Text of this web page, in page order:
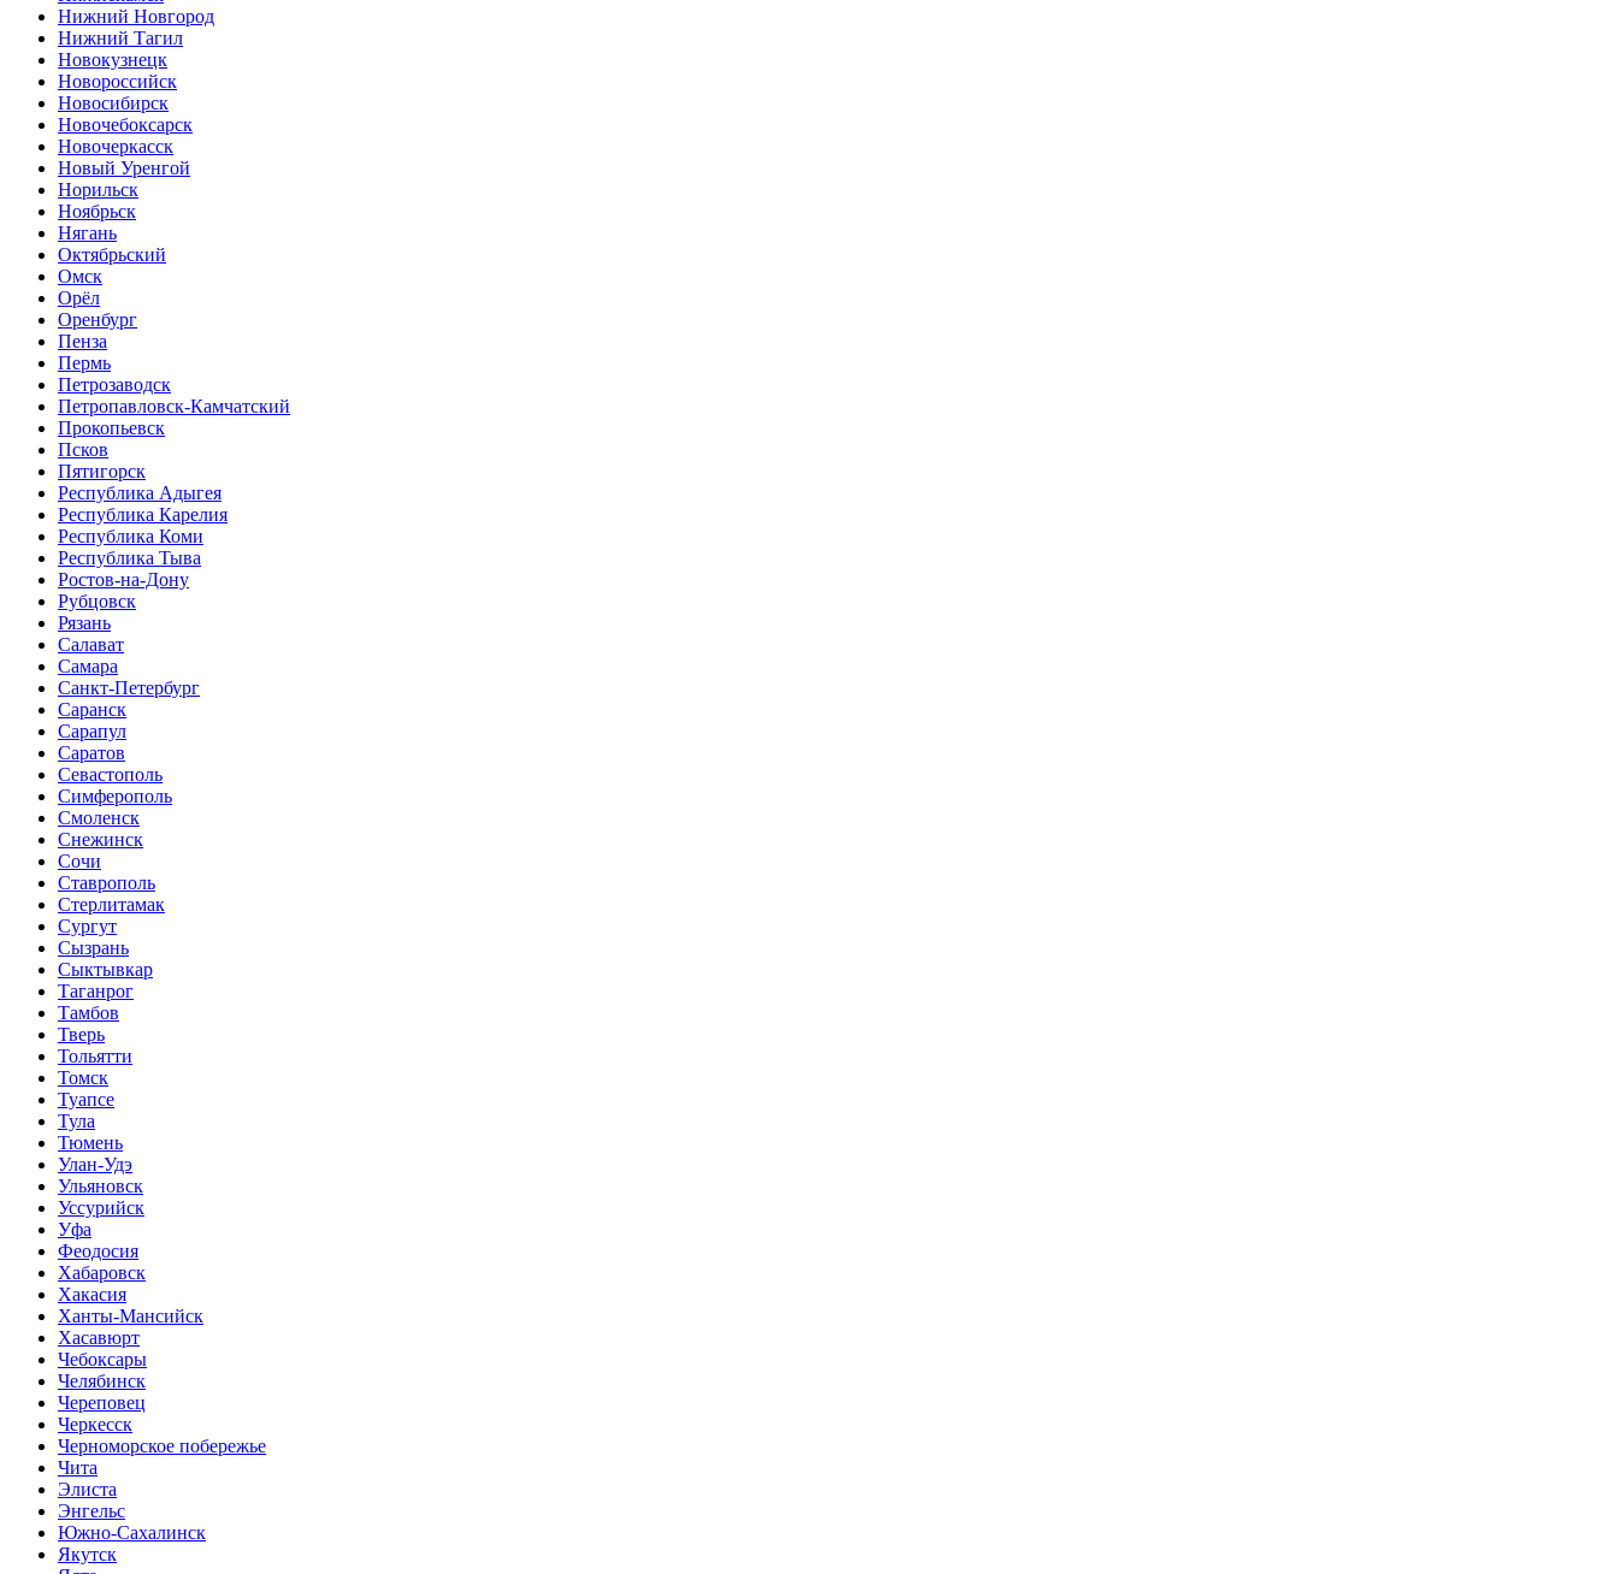
Нижний Новгород
Нижний Тагил
Новокузнецк
Новороссийск
Новосибирск
Новочебоксарск
Новочеркасск
Новый Уренгой
Норильск
Ноябрьск
Нягань
Октябрьский
Омск
Орёл
Оренбург
Пенза
Пермь
Петрозаводск
Петропавловск-Камчатский
Прокопьевск
Псков
Пятигорск
Республика Адыгея
Республика Карелия
Республика Коми
Республика Тыва
Ростов-на-Дону
Рубцовск
Рязань
Салават
Самара
Санкт-Петербург
Саранск
Сарапул
Саратов
Севастополь
Симферополь
Смоленск
Снежинск
Сочи
Ставрополь
Стерлитамак
Сургут
Сызрань
Сыктывкар
Таганрог
Тамбов
Тверь
Тольятти
Томск
Туапсе
Тула
Тюмень
Улан-Удэ
Ульяновск
Уссурийск
Уфа
Феодосия
Хабаровск
Хакасия
Ханты-Мансийск
Хасавюрт
Чебоксары
Челябинск
Череповец
Черкесск
Черноморское побережье
Чита
Элиста
Энгельс
Южно-Сахалинск
Якутск